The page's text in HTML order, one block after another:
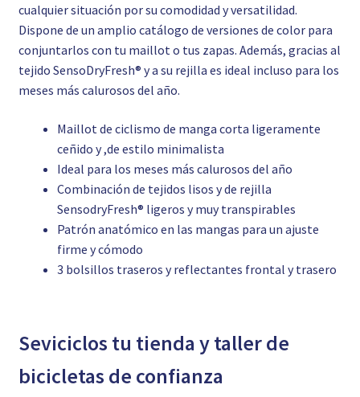
cualquier situación por su comodidad y versatilidad.
Dispone de un amplio catálogo de versiones de color para
conjuntarlos con tu maillot o tus zapas. Además, gracias al
tejido SensoDryFresh® y a su rejilla es ideal incluso para los
meses más calurosos del año.
Maillot de ciclismo de manga corta ligeramente
ceñido y ,de estilo minimalista
Ideal para los meses más calurosos del año
Combinación de tejidos lisos y de rejilla
SensodryFresh® ligeros y muy transpirables
Patrón anatómico en las mangas para un ajuste
firme y cómodo
3 bolsillos traseros y reflectantes frontal y trasero
Seviciclos tu tienda y taller de
bicicletas de confianza